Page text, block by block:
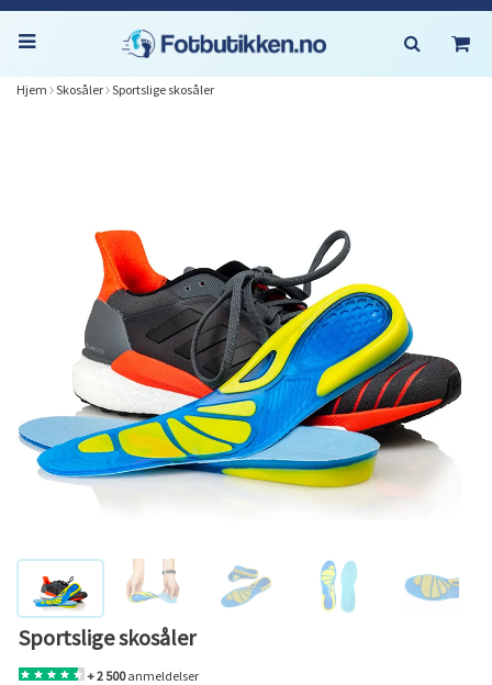
Hjem Skosåler Sportslige skosåler
Sportslige skosåler
+ 2 500anmeldelser